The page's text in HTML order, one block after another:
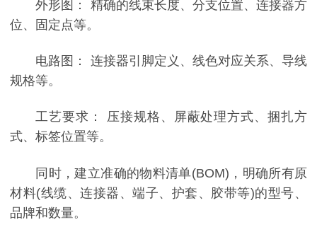
外形图： 精确的线束长度、分支位置、连接器方
位、固定点等。
电路图： 连接器引脚定义、线色对应关系、导线
规格等。
工艺要求： 压接规格、屏蔽处理方式、捆扎方
式、标签位置等。
同时，建立准确的物料清单(BOM)，明确所有原
材料(线缆、连接器、端子、护套、胶带等)的型号、
品牌和数量。